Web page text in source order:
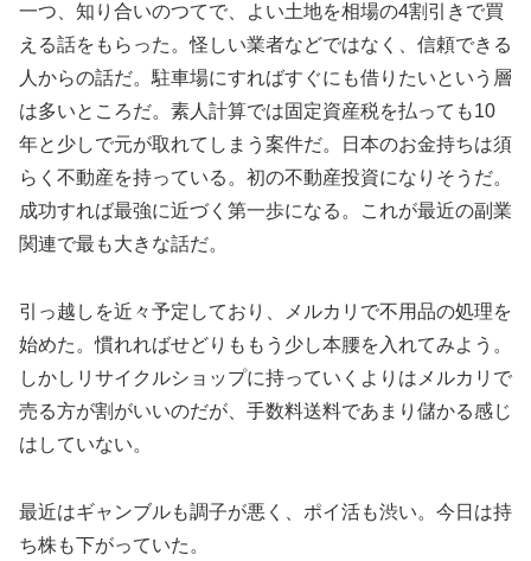
一つ、知り合いのつてで、よい土地を相場の4割引きで買
える話をもらった。怪しい業者などではなく、信頼できる
人からの話だ。駐車場にすればすぐにも借りたいという層
は多いところだ。素人計算では固定資産税を払っても10
年と少しで元が取れてしまう案件だ。日本のお金持ちは須
らく不動産を持っている。初の不動産投資になりそうだ。
成功すれば最強に近づく第一歩になる。これが最近の副業
関連で最も大きな話だ。
引っ越しを近々予定しており、メルカリで不用品の処理を
始めた。慣れればせどりももう少し本腰を入れてみよう。
しかしリサイクルショップに持っていくよりはメルカリで
売る方が割がいいのだが、手数料送料であまり儲かる感じ
はしていない。
最近はギャンブルも調子が悪く、ポイ活も渋い。今日は持
ち株も下がっていた。